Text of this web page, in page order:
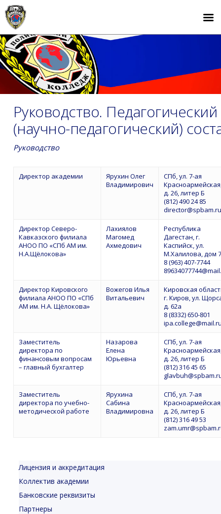
Руководство. Педагогический
(научно-педагогический)
Руководство
Директор академии
Ярухин Олег
Владимирович
СПб, ул. 7-ая
д. 26, литер Б
(812) 490 24 85
Директор Северо-
Кавказского филиала
АНОО ПО «СПб АМ им.
Н.А.Щёлокова»
Лахиялов
Магомед
Ахмедович
Республика
Дагестан, г.
Каспийск, ул.
М.Халилова, дом
8 (963) 407-7744
Директор Кировского
филиала АНОО ПО «СПб
АМ им. Н.А. Щёлокова»
Вожегов Илья
Витальевич
Кировская
г. Киров, ул.
д. 62а
8 (8332) 650-801
Заместитель
директора по
финансовым вопросам
– главный бухгалтер
Назарова
Елена
Юрьевна
СПб, ул. 7-ая
д. 26, литер Б
(812) 316 45 65
Заместитель
директора по учебно-
методической работе
Ярухина
Сабина
Владимировна
СПб, ул. 7-ая
д. 26, литер Б
(812) 316 49 53
Лицензия и аккредитация
Коллектив академии
Банковские реквизиты
Партнеры